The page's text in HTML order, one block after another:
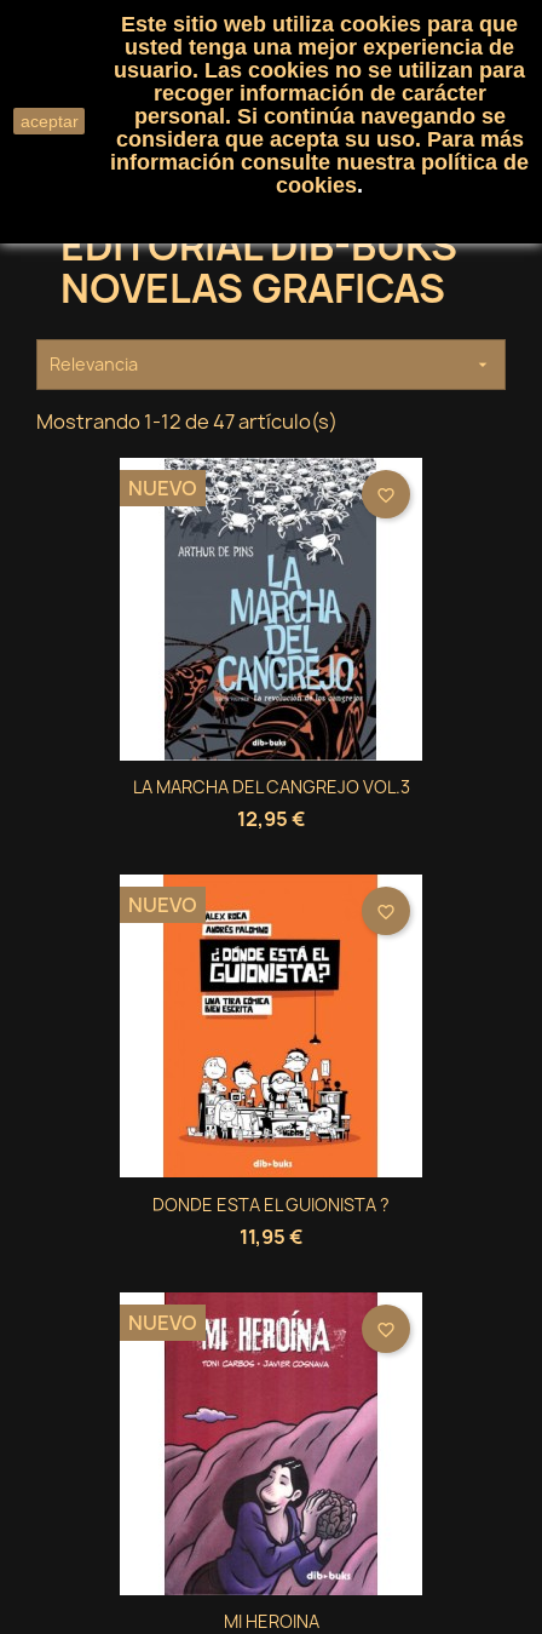
shopping_cart(0)

search
EDITORIAL DIB-BUKS
NOVELAS GRAFICAS
Relevancia 
Mostrando 1-12 de 47 artículo(s)
LA MARCHA DEL CANGREJO VOL.3
12,95 €
NUEVO favorite_border
DONDE ESTA EL GUIONISTA ?
11,95 €
NUEVO favorite_border
MI HEROINA
NUEVO favorite_border
aceptar
Este sitio web utiliza cookies para que
usted tenga una mejor experiencia de
usuario. Las cookies no se utilizan para
recoger información de carácter
personal. Si continúa navegando se
considera que acepta su uso. Para más
información consulte nuestra política de
cookies.